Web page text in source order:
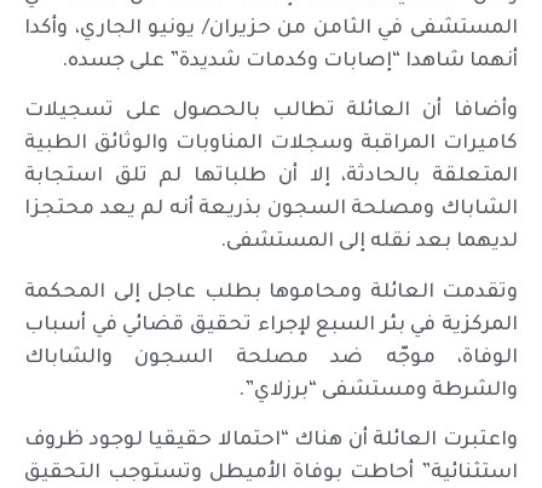
المستشفى في الثامن من حزيران/ يونيو الجاري، وأكدا
أنهما شاهدا “إصابات وكدمات شديدة” على جسده.
وأضافا أن العائلة تطالب بالحصول على تسجيلات
كاميرات المراقبة وسجلات المناوبات والوثائق الطبية
المتعلقة بالحادثة، إلا أن طلباتها لم تلق استجابة
الشاباك ومصلحة السجون بذريعة أنه لم يعد محتجزا
لديهما بعد نقله إلى المستشفى.
وتقدمت العائلة ومحاموها بطلب عاجل إلى المحكمة
المركزية في بئر السبع لإجراء تحقيق قضائي في أسباب
الوفاة، موجّه ضد مصلحة السجون والشاباك
والشرطة ومستشفى “برزلاي”.
واعتبرت العائلة أن هناك “احتمالا حقيقيا لوجود ظروف
استثنائية” أحاطت بوفاة الأميطل وتستوجب التحقيق